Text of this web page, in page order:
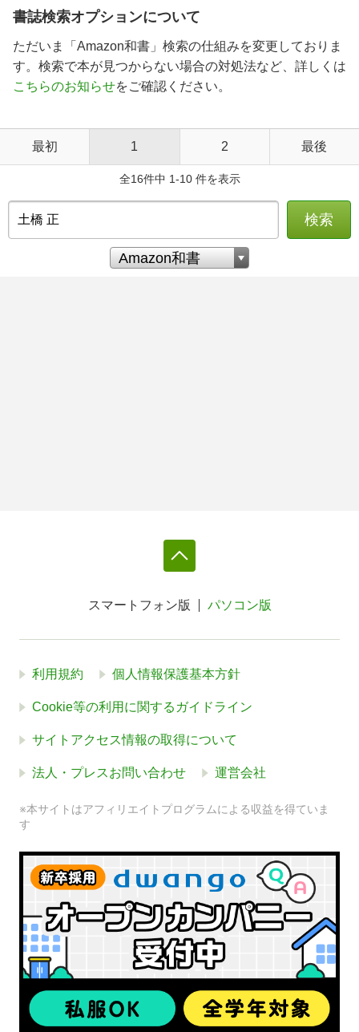
書誌検索オプションについて
ただいま「Amazon和書」検索の仕組みを変更しておりま
す。検索で本が見つからない場合の対処法など、詳しくは
こちらのお知らせをご確認ください。
最初 1 2 最後
全16件中 1-10 件を表示
検索
スマートフォン版 パソコン版
利用規約 個人情報保護基本方針
Cookie等の利用に関するガイドライン
サイトアクセス情報の取得について
法人・プレスお問い合わせ 運営会社
※本サイトはアフィリエイトプログラムによる収益を得ていま
す